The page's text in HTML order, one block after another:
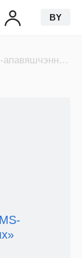
BY
SMS-апавяшчэнне аб парушэннях